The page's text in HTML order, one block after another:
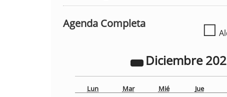
Agenda Completa ☐
Diciembre
Lun Mar Mié Jue